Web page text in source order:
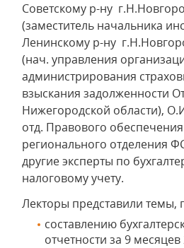
Советскому р-ну
(заместитель начальника
Ленинскому р-ну
(нач. управления
администрирования
взыскания задолженности
Нижегородской области),
отд. Правового
регионального отделения
другие эксперты по
налоговому учету.
Лекторы представили темы,
составлению
отчетности за 9 месяцев